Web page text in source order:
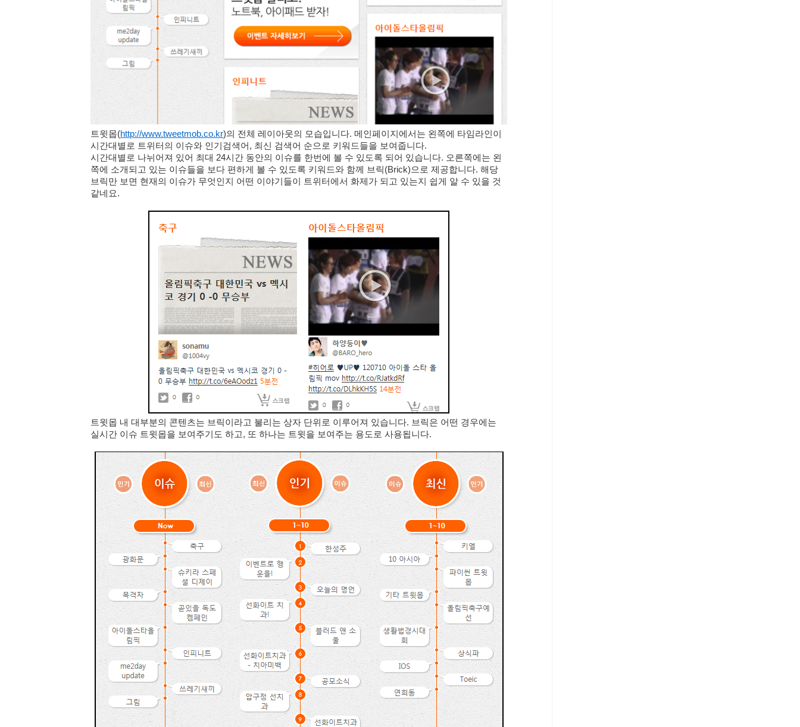
트윗몹(http://www.tweetmob.co.kr)의 전체 레이아웃의 모습입니다. 메인페이지에서는 왼쪽에 타임라인이
시간대별로 트위터의 이슈와 인기검색어, 최신 검색어 순으로 키워드들을 보여줍니다.
시간대별로 나뉘어져 있어 최대 24시간 동안의 이슈를 한번에 볼 수 있도록 되어 있습니다. 오른쪽에는 왼
쪽에 소개되고 있는 이슈들을 보다 편하게 볼 수 있도록 키워드와 함께 브릭(Brick)으로 제공합니다. 해당
브릭만 보면 현재의 이슈가 무엇인지 어떤 이야기들이 트위터에서 화제가 되고 있는지 쉽게 알 수 있을 것
같네요.
트윗몹 내 대부분의 콘텐츠는 브릭이라고 불리는 상자 단위로 이루어져 있습니다. 브릭은 어떤 경우에는
실시간 이슈 트윗몹을 보여주기도 하고, 또 하나는 트윗을 보여주는 용도로 사용됩니다.